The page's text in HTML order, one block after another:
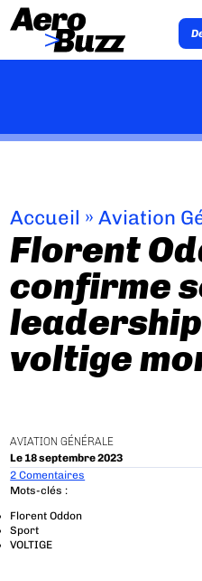
Accueil »Aviation
Florent
confirme
voltige
AVIATION GÉNÉRALE
Le 18 septembre 2023
2 Comentaires
Mots-clés :
Florent Oddon
Sport
VOLTIGE